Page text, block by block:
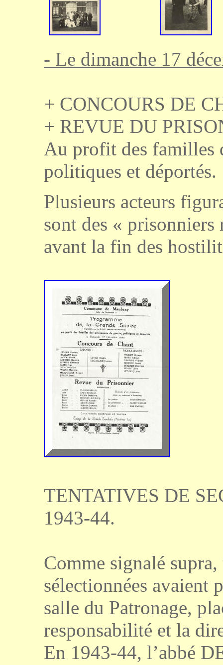
- Le dimanche 17
+ CONCOURS DE
+ REVUE DU
Au profit des familles
politiques et déportés.
Plusieurs acteurs
sont des «
avant la fin des
TENTATIVES DE
1943-44.
Comme signalé
sélectionnées avaient
salle du Patronage,
responsabilité et la
En 1943-44, l’abbé